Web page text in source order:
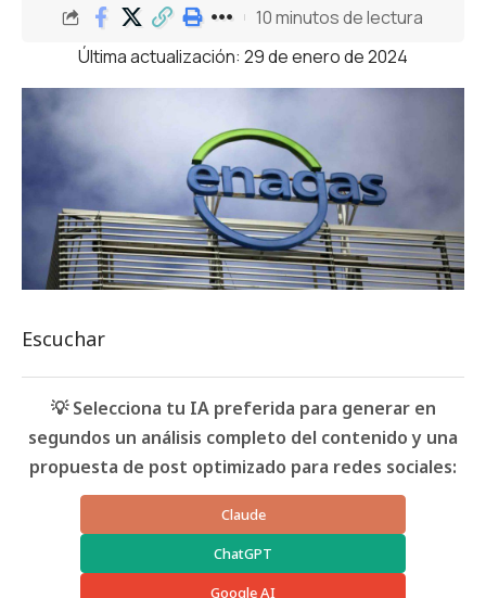
Última actualización: 29 de enero de 2024
10 minutos de lectura
Escuchar
💡 Selecciona tu IA preferida para generar en
segundos un análisis completo del contenido y una
propuesta de post optimizado para redes sociales:
Claude
ChatGPT
Google AI